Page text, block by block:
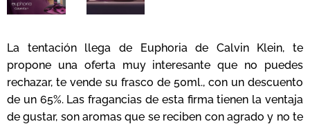
La tentación llega de Euphoria de Calvin Klein, te
propone una oferta muy interesante que no puedes
rechazar, te vende su frasco de 50ml., con un descuento
de un 65%. Las fragancias de esta firma tienen la ventaja
de gustar, son aromas que se reciben con agrado y no te